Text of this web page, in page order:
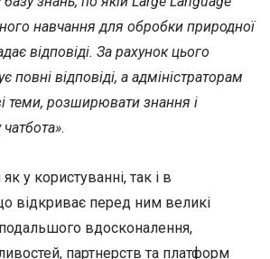
навчання для обробки природної
відповіді. За рахунок цього
повні відповіді, а адміністраторам
теми, розширювати знання і
.
у користуванні, так і в
відкриває перед ним великі
вдосконалення,
партнерств та платформ